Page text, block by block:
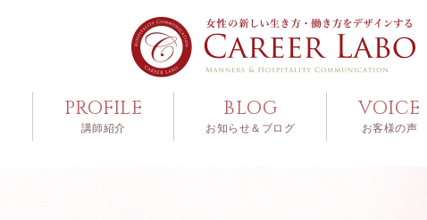
PROFILE
講師紹介
BLOG
お知らせ＆ブログ
VOICE
お客様の声